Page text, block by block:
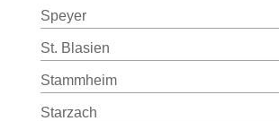
Speyer
St. Blasien
Stammheim
Starzach